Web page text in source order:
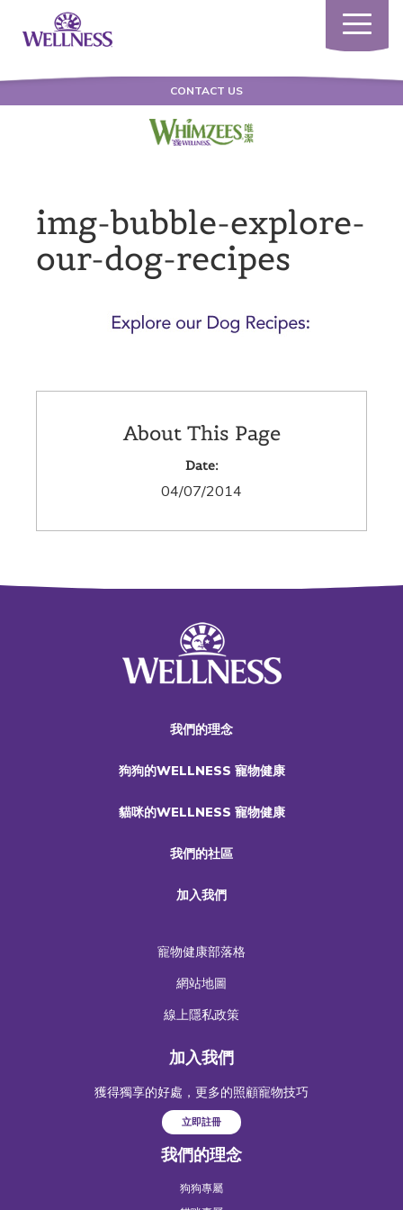
Toggle
CONTACT US
img-bubble-explore-
our-dog-recipes
About This Page
Date:
04/07/2014
我們的理念
狗狗的WELLNESS 寵物健康
貓咪的WELLNESS 寵物健康
我們的社區
加入我們
寵物健康部落格
網站地圖
線上隱私政策
加入我們
獲得獨享的好處，更多的照顧寵物技巧
立即註冊
我們的理念
狗狗專屬